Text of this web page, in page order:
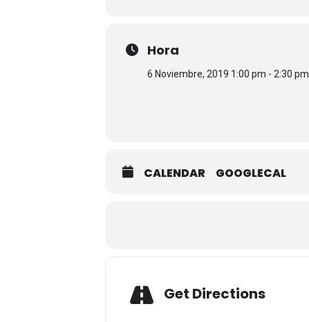
Hora
6 Noviembre, 2019 1:00 pm - 2:30 pm
CALENDAR GOOGLECAL
Get Directions